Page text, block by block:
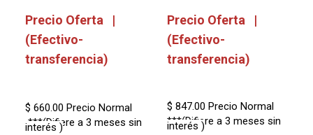
Precio Oferta |
(Efectivo-
transferencia)
$ 660.00 Precio Normal
***(Difiere a 3 meses sin
interés )
Precio Oferta |
(Efectivo-
transferencia)
$ 847.00 Precio Normal
***(Difiere a 3 meses sin
interés )